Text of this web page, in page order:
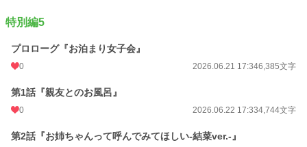
特別編5
プロローグ『お泊まり女子会』
0 2026.06.21 17:346,385文字
第1話『親友とのお風呂』
0 2026.06.22 17:334,744文字
第2話『お姉ちゃんって呼んでみてほしい-結菜ver.-』